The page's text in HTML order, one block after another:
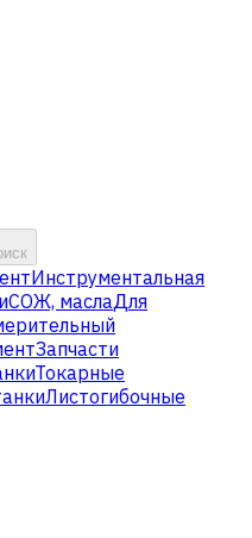
Инструментальная
СОЖ, маслаДля
Запчасти
Токарные
Листогибочные